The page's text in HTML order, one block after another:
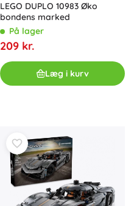
LEGO DUPLO 10983 Øko
bondens marked
På lager
209 kr.
Læg i kurv